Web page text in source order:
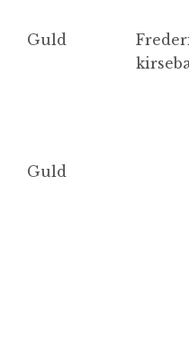
Guld
Guld